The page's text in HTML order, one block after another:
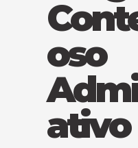
oso
ativo